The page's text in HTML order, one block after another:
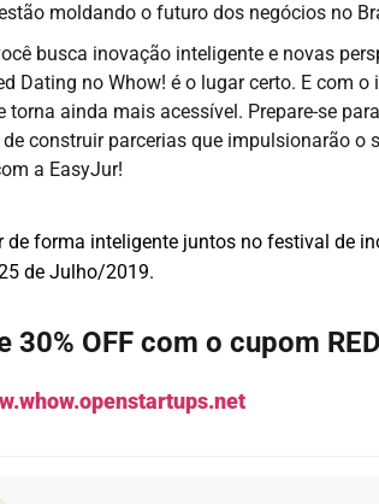
moldando o futuro dos negócios no
busca inovação inteligente e novas
Dating no Whow! é o lugar certo. E com
torna ainda mais acessível. Prepare-se
construir parcerias que impulsionarão o
a EasyJur!
de forma inteligente juntos no festival de
de Julho/2019.
30% OFF com o cupom